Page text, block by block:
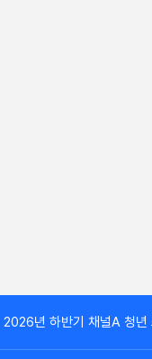
2026년 하반기 채널A 청년